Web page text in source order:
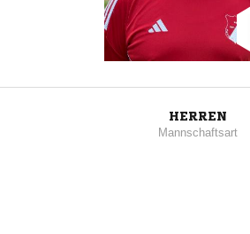
HERREN
Mannschaftsart